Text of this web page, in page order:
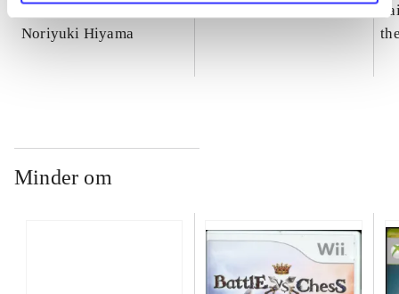
Soul Calibur IV
Noriyuki Hiyama
Metro 2033
Minder om